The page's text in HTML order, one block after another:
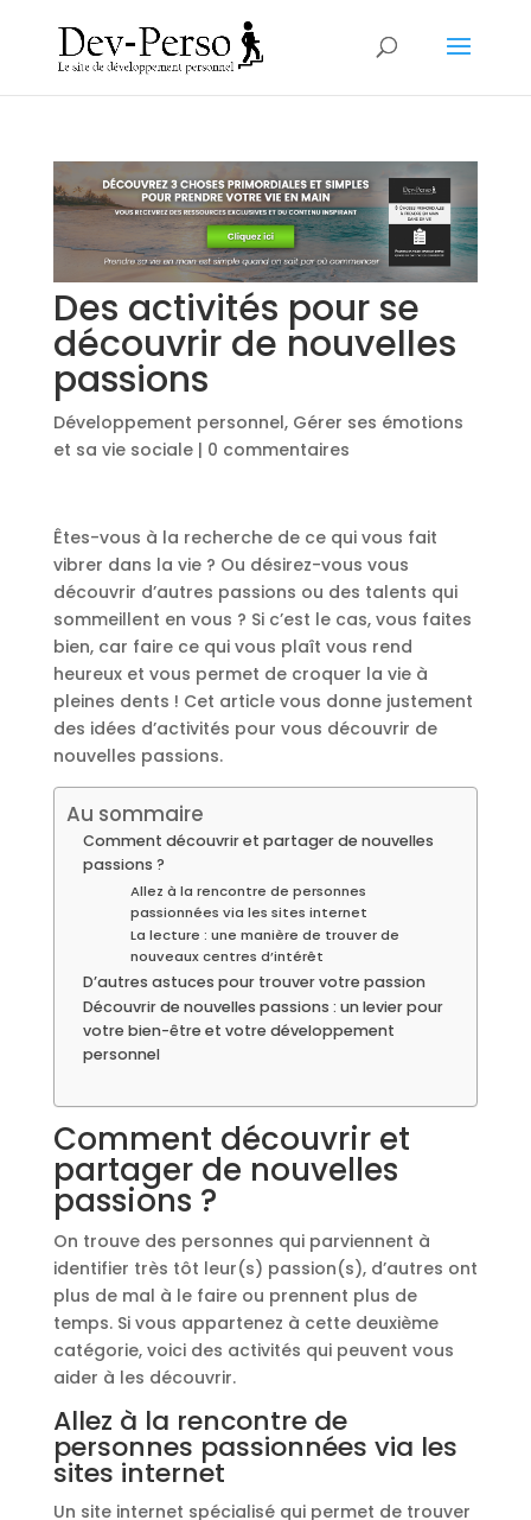
Des activités pour se
découvrir de nouvelles
passions
Développement personnel, Gérer ses émotions
et sa vie sociale| 0 commentaires
Êtes-vous à la recherche de ce qui vous fait
vibrer dans la vie ? Ou désirez-vous vous
découvrir d’autres passions ou des talents qui
sommeillent en vous ? Si c’est le cas, vous faites
bien, car faire ce qui vous plaît vous rend
heureux et vous permet de croquer la vie à
pleines dents ! Cet article vous donne justement
des idées d’activités pour vous découvrir de
nouvelles passions.
Au sommaire
Comment découvrir et partager de nouvelles
passions ?
Allez à la rencontre de personnes
passionnées via les sites internet
La lecture : une manière de trouver de
nouveaux centres d’intérêt
D’autres astuces pour trouver votre passion
Découvrir de nouvelles passions : un levier pour
votre bien-être et votre développement
personnel
Comment découvrir et
partager de nouvelles
passions ?
On trouve des personnes qui parviennent à
identifier très tôt leur(s) passion(s), d’autres ont
plus de mal à le faire ou prennent plus de
temps. Si vous appartenez à cette deuxième
catégorie, voici des activités qui peuvent vous
aider à les découvrir.
Allez à la rencontre de
personnes passionnées via les
sites internet
Un site internet spécialisé qui permet de trouver